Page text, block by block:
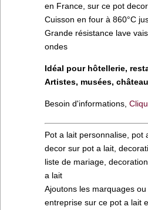
en France, sur ce pot
Cuisson en four à 860°C
Grande résistance lave
ondes
Idéal pour hôtellerie,
Artistes, musées,
Besoin d'informations,
Pot a lait personnalise, pot
decor sur pot a lait,
liste de mariage,
a lait
Ajoutons les marquages
entreprise sur ce pot a lait